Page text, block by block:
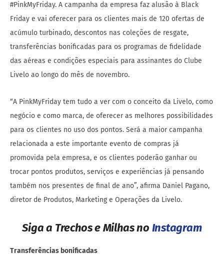
#PinkMyFriday. A campanha da empresa faz alusão à Black
Friday e vai oferecer para os clientes mais de 120 ofertas de
acúmulo turbinado, descontos nas coleções de resgate,
transferências bonificadas para os programas de fidelidade
das aéreas e condições especiais para assinantes do Clube
Livelo ao longo do mês de novembro.
“A PinkMyFriday tem tudo a ver com o conceito da Livelo, como
negócio e como marca, de oferecer as melhores possibilidades
para os clientes no uso dos pontos. Será a maior campanha
relacionada a este importante evento de compras já
promovida pela empresa, e os clientes poderão ganhar ou
trocar pontos produtos, serviços e experiências já pensando
também nos presentes de final de ano”, afirma Daniel Pagano,
diretor de Produtos, Marketing e Operações da Livelo.
Siga a Trechos e Milhas no Instagram
Transferências bonificadas